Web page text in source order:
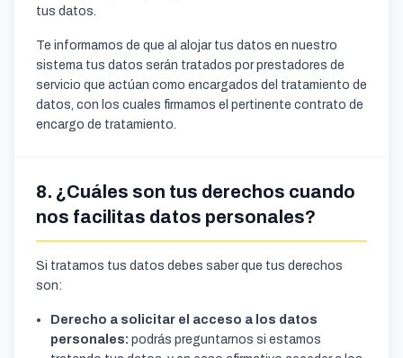
tus datos.
Te informamos de que al alojar tus datos en nuestro
sistema tus datos serán tratados por prestadores de
servicio que actúan como encargados del tratamiento de
datos, con los cuales firmamos el pertinente contrato de
encargo de tratamiento.
8. ¿Cuáles son tus derechos cuando
nos facilitas datos personales?
Si tratamos tus datos debes saber que tus derechos
son:
Derecho a solicitar el acceso a los datos
personales: podrás preguntarnos si estamos